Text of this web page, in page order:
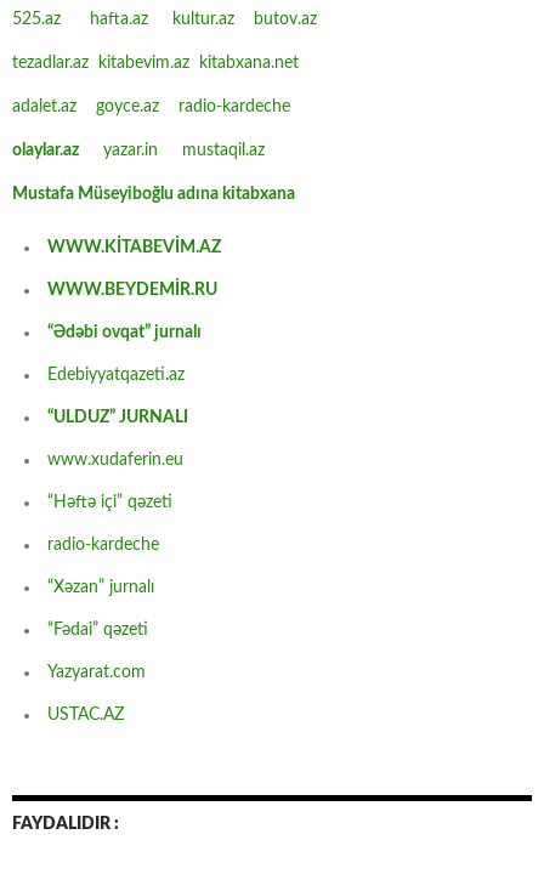
525.az hafta.az kultur.az butov.az
tezadlar.az kitabevim.az kitabxana.net
adalet.az goyce.az radio-kardeche
olaylar.az yazar.in mustaqil.az
Mustafa Müseyiboğlu adına kitabxana
WWW.KİTABEVİM.AZ
WWW.BEYDEMİR.RU
“Ədəbi ovqat” jurnalı
Edebiyyatqazeti.az
“ULDUZ” JURNALI
www.xudaferin.eu
“Həftə içi” qəzeti
radio-kardeche
“Xəzan” jurnalı
“Fədai” qəzeti
Yazyarat.com
USTAC.AZ
FAYDALIDIR :